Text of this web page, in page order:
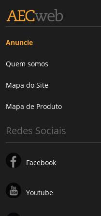
Anuncie
Quem somos
Mapa do Site
Mapa de Produto
Redes Sociais
Facebook
Youtube